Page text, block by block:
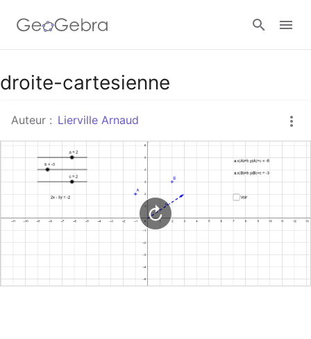
Google Classroom
Classe GeoGebra
Se connecter
droite-cartesienne
Auteur : Lierville Arnaud